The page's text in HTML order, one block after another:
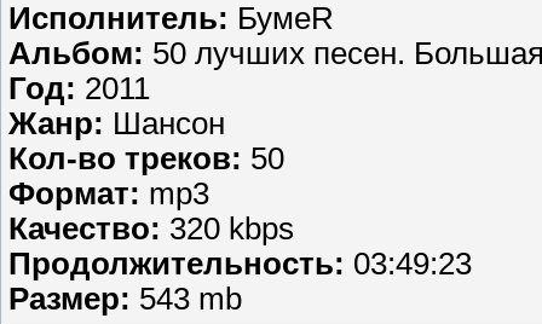
Исполнитель: БумеR
Альбом: 50 лучших песен.
Год: 2011
Жанр: Шансон
Кол-во треков: 50
Формат: mp3
Качество: 320 kbps
Продолжительность: 03:49:23
Размер: 543 mb